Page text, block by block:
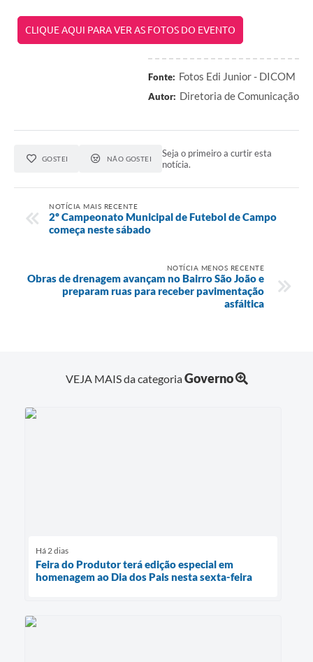
CLIQUE AQUI PARA VER AS FOTOS DO EVENTO
Fonte: Fotos Edi Junior - DICOM
Autor: Diretoria de Comunicação
GOSTEI NÃO GOSTEI
Seja o primeiro a curtir esta
notícia.
NOTÍCIA MAIS RECENTE
2º Campeonato Municipal de Futebol de Campo
começa neste sábado
NOTÍCIA MENOS RECENTE
Obras de drenagem avançam no Bairro São João e
preparam ruas para receber pavimentação
asfáltica
VEJA MAIS da categoriaGoverno
Há 2 dias
Feira do Produtor terá edição especial em
homenagem ao Dia dos Pais nesta sexta-feira